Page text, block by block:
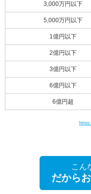
3,000万円以下
5,000万円以下
1億円以下
2億円以下
3億円以下
6億円以下
6億円超
こん
だから